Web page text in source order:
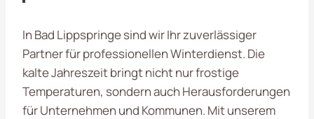
In Bad Lippspringe sind wir Ihr zuverlässiger
Partner für professionellen Winterdienst. Die
kalte Jahreszeit bringt nicht nur frostige
Temperaturen, sondern auch Herausforderungen
für Unternehmen und Kommunen. Mit unserem